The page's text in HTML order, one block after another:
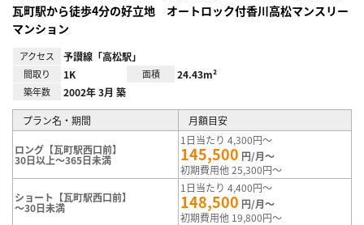
瓦町駅から徒歩4分の好立地 オートロック付香川高松マンスリー
マンション
アクセス 予讃線「高松駅」
間取り 1K 面積 24.43m²
築年数 2002年 3月 築
プラン名・期間 月額目安
ロング【瓦町駅西口前】
30日以上～365日未満
1日当たり 4,300円～
145,500 円/月～
初期費用他 25,300円～
ショート【瓦町駅西口前】
～30日未満
1日当たり 4,400円～
148,500 円/月～
初期費用他 19,800円～